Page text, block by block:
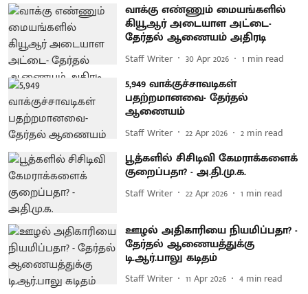
வாக்கு எண்ணும் மையங்களில்
கியூஆர் அடையாள அட்டை-
தேர்தல் ஆணையம் அதிரடி
Staff Writer 30 Apr 2026 1 min read
5,949 வாக்குச்சாவடிகள்
பதற்றமானவை- தேர்தல்
ஆணையம்
Staff Writer 22 Apr 2026 2 min read
பூத்களில் சிசிடிவி கேமராக்களைக்
குறைப்பதா? - அ.தி.மு.க.
Staff Writer 22 Apr 2026 1 min read
ஊழல் அதிகாரியை நியமிப்பதா? -
தேர்தல் ஆணையத்துக்கு
டி.ஆர்.பாலு கடிதம்
Staff Writer 11 Apr 2026 4 min read